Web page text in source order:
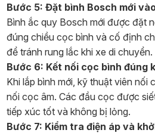
Bước 5: Đặt bình Bosch mới
Bình ắc quy Bosch mới được đặt
đúng chiều cọc bình và cố định
để tránh rung lắc khi xe di chuyển.
Bước 6: Kết nối cọc bình đúng
Khi lắp bình mới, kỹ thuật viên nối
nối cọc âm. Các đầu cọc được
tiếp xúc tốt và không bị lỏng.
Bước 7: Kiểm tra điện áp và